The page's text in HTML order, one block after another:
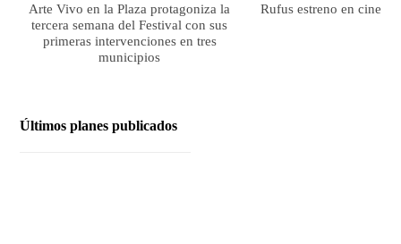
Arte Vivo en la Plaza protagoniza la
tercera semana del Festival con sus
primeras intervenciones en tres
municipios
Rufus estreno en cines
Últimos planes publicados